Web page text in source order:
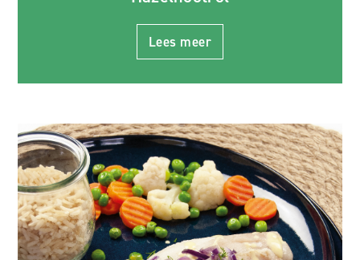
Lees meer